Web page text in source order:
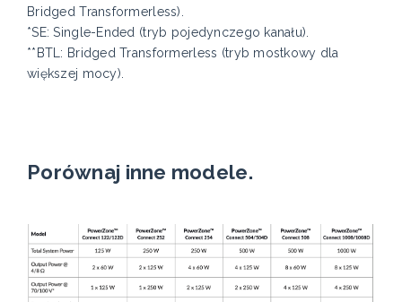
Bridged Transformerless).
*SE: Single-Ended (tryb pojedynczego kanału).
**BTL: Bridged Transformerless (tryb mostkowy dla
większej mocy).
Porównaj inne modele.